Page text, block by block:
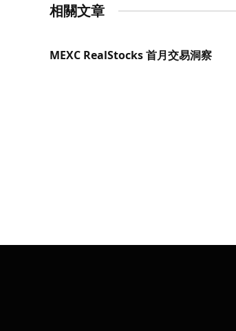
相關文章
MEXC RealStocks 首月交易洞察